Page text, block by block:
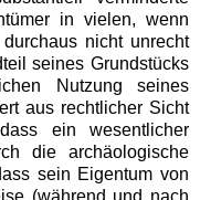
in vielen, wenn
nicht unrecht
seines Grundstücks
Nutzung seines
aus rechtlicher Sicht
ein wesentlicher
die archäologische
sein Eigentum von
(während und nach